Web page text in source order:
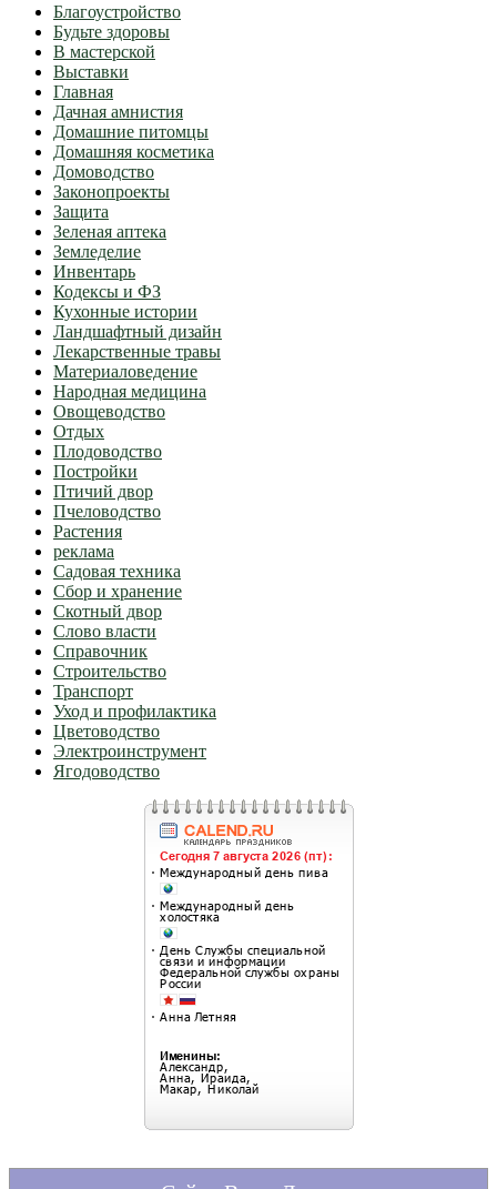
Благоустройство
Будьте здоровы
В мастерской
Выставки
Главная
Дачная амнистия
Домашние питомцы
Домашняя косметика
Домоводство
Законопроекты
Защита
Зеленая аптека
Земледелие
Инвентарь
Кодексы и ФЗ
Кухонные истории
Ландшафтный дизайн
Лекарственные травы
Материаловедение
Народная медицина
Овощеводство
Отдых
Плодоводство
Постройки
Птичий двор
Пчеловодство
Растения
реклама
Садовая техника
Сбор и хранение
Скотный двор
Слово власти
Справочник
Строительство
Транспорт
Уход и профилактика
Цветоводство
Электроинструмент
Ягодоводство